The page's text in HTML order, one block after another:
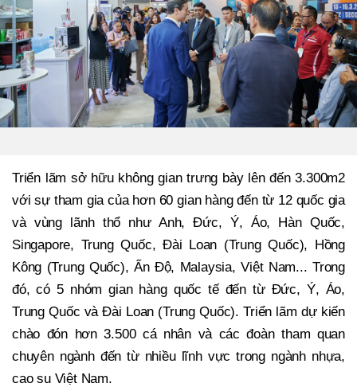
Triển lãm sở hữu không gian trưng bày lên đến 3.300m2
với sự tham gia của hơn 60 gian hàng đến từ 12 quốc gia
và vùng lãnh thổ như Anh, Đức, Ý, Áo, Hàn Quốc,
Singapore, Trung Quốc, Đài Loan (Trung Quốc), Hồng
Kông (Trung Quốc), Ấn Độ, Malaysia, Việt Nam... Trong
đó, có 5 nhóm gian hàng quốc tế đến từ Đức, Ý, Áo,
Trung Quốc và Đài Loan (Trung Quốc). Triển lãm dự kiến
chào đón hơn 3.500 cá nhân và các đoàn tham quan
chuyên ngành đến từ nhiều lĩnh vực trong ngành nhựa,
cao su Việt Nam.